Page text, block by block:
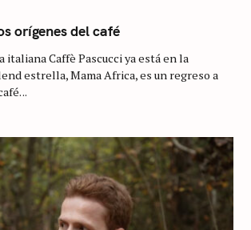
orígenes del café
italiana Caffè Pascucci ya está en la
estrella, Mama Africa, es un regreso a
..